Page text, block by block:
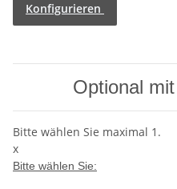
Konfigurieren
Optional
Bitte wählen Sie maximal 1.
x
Bitte wählen Sie: